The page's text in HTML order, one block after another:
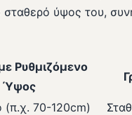
σταθερό ύψος του,
Ρυθμιζόμενο
Ύψος
(π.χ. 70-120cm)